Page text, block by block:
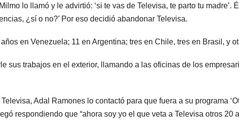
lo llamó y le advirtió: ‘si te vas de Televisa, te parto tu
¿sí o no?’ Por eso decidió abandonar Televisa.
en Venezuela; 11 en Argentina; tres en Chile, tres en Brasil, y
sus trabajos en el exterior, llamando a las oficinas de los
Adal Ramones lo contactó para que fuera a su programa
respondiendo que “ahora soy yo el que veta a Televisa otros 20